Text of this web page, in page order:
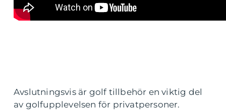
Avslutningsvis är golf tillbehör en viktig del
av golfupplevelsen för privatpersoner.